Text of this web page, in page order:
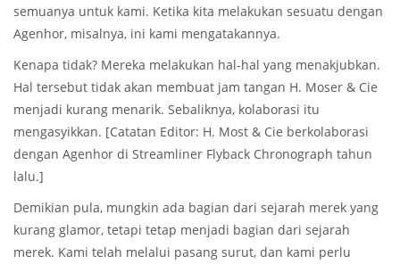
semuanya untuk kami. Ketika kita melakukan sesuatu dengan
Agenhor, misalnya, ini kami mengatakannya.
Kenapa tidak? Mereka melakukan hal-hal yang menakjubkan.
Hal tersebut tidak akan membuat jam tangan H. Moser & Cie
menjadi kurang menarik. Sebaliknya, kolaborasi itu
mengasyikkan. [Catatan Editor: H. Most & Cie berkolaborasi
dengan Agenhor di Streamliner Flyback Chronograph tahun
lalu.]
Demikian pula, mungkin ada bagian dari sejarah merek yang
kurang glamor, tetapi tetap menjadi bagian dari sejarah
merek. Kami telah melalui pasang surut, dan kami perlu